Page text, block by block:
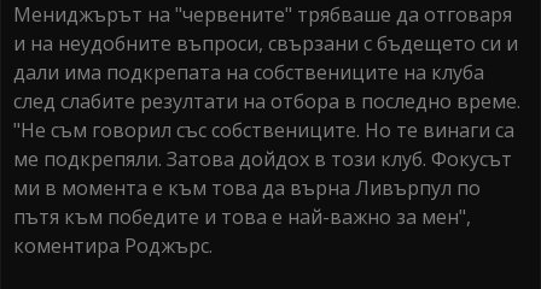
Мениджърът на "червените" трябваше да отговаря
и на неудобните въпроси, свързани с бъдещето си и
дали има подкрепата на собствениците на клуба
след слабите резултати на отбора в последно време.
"Не съм говорил със собствениците. Но те винаги са
ме подкрепяли. Затова дойдох в този клуб. Фокусът
ми в момента е към това да върна Ливърпул по
пътя към победите и това е най-важно за мен",
коментира Роджърс.